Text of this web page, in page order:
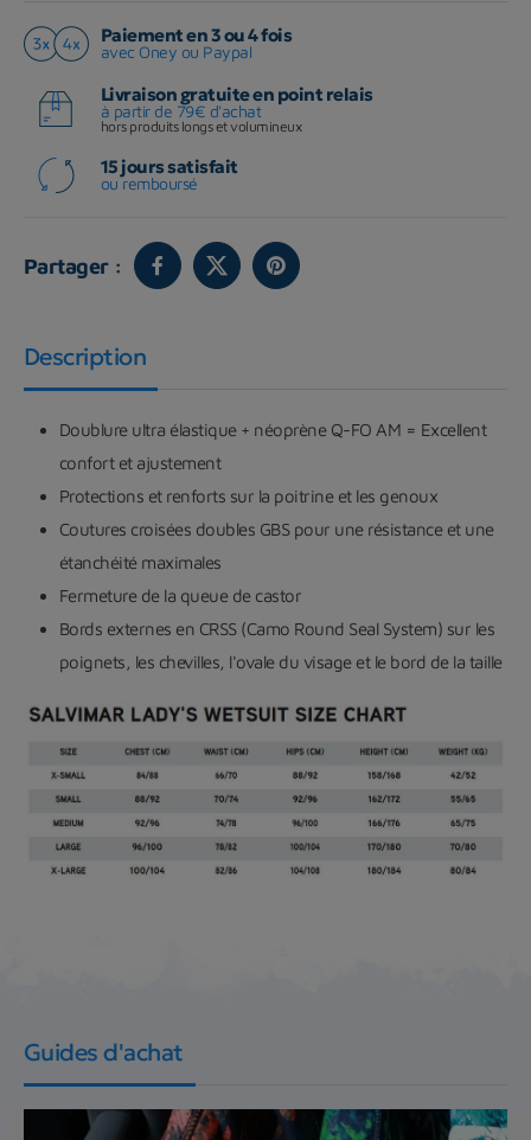
Paiement en 3 ou 4 fois
avec Oney ou Paypal
Livraison gratuite en point relais
à partir de 79€ d'achat
hors produits longs et volumineux
15 jours satisfait
ou remboursé
Partager :
Description
Doublure ultra élastique + néoprène Q-FO AM = Excellent
confort et ajustement
Protections et renforts sur la poitrine et les genoux
Coutures croisées doubles GBS pour une résistance et une
étanchéité maximales
Fermeture de la queue de castor
Bords externes en CRSS (Camo Round Seal System) sur les
poignets, les chevilles, l'ovale du visage et le bord de la taille
Guides d'achat